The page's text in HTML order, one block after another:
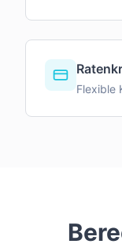
Flexible